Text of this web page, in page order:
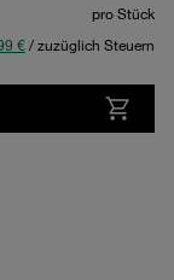
pro Stück
€/ zuzüglich Steuern